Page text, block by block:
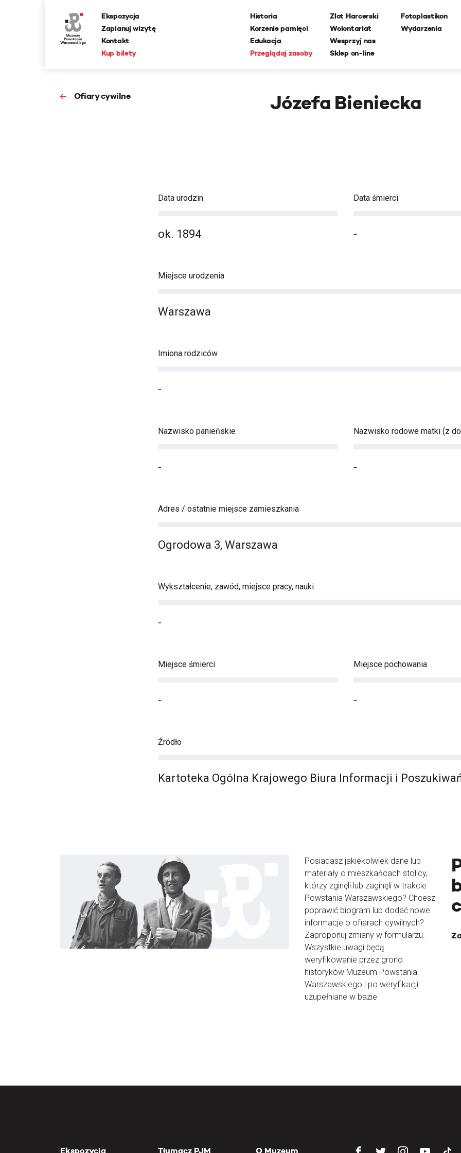
Ekspozycja
Zaplanuj wizytę
Kontakt
Kup bilety
Historia
Korzenie pamięci
Edukacja
Przeglądaj zasoby
Zlot Harcerski
Wolontariat
Wesprzyj nas
Sklep on-line
Fotoplastikon
Wydarzenia
Ofiary cywilne Józefa Bieniecka
Data urodzin
ok. 1894
Data śmierci
-
Miejsce urodzenia
Warszawa
Imiona rodziców
-
Nazwisko panieńskie
-
Nazwisko rodowe matki (z
-
Adres / ostatnie miejsce zamieszkania
Ogrodowa 3, Warszawa
Wykształcenie, zawód, miejsce pracy, nauki
-
Miejsce śmierci
-
Miejsce pochowania
-
Źródło
Kartoteka Ogólna Krajowego Biura Informacji i
Posiadasz jakiekolwiek dane lub
materiały o mieszkańcach stolicy,
którzy zginęli lub zaginęli w trakcie
Powstania Warszawskiego? Chcesz
poprawić biogram lub dodać nowe
informacje o ofiarach cywilnych?
Zaproponuj zmiany w formularzu.
Wszystkie uwagi będą
weryfikowanie przez grono
historyków Muzeum Powstania
Warszawskiego i po weryfikacji
uzupełniane w bazie
Ekspozycja Tłumacz PJM O Muzeum